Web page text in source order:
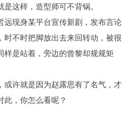
这样，造型师可不背锅。
远现身某平台宣传新剧，发布言论
时不时把脚放出去来回转动，被很
样是站着，旁边的曾黎却规规矩
或许就是因为赵露思有了名气，才
此，你怎么看呢？